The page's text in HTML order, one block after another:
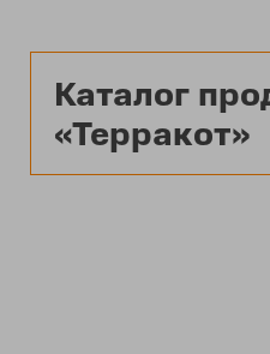
Каталог
«Терракот»